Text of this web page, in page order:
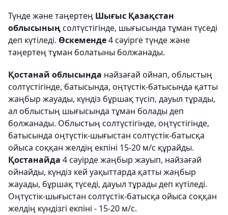
Түнде және таңертең Шығыс Қазақстан
облысыныңсолтүстігінде, шығысында тұман түседі
деп күтіледі. Өскеменде4 сәуірге түнде және
таңертең тұман болатыны болжанады.
Қостанай облысында найзағай ойнап, облыстың
солтүстігінде, батысында, оңтүстік-батысында қатты
жаңбыр жауады, күндіз бұршақ түсіп, дауыл тұрады,
ал облыстың шығысында тұман болады деп
болжанады. Облыстың солтүстігінде, оңтүстігінде,
батысында оңтүстік-шығыстан солтүстік-батысқа
ойыса соққан желдің екпіні 15-20 м/с құрайды.
Қостанайда 4 сәуірде жаңбыр жауып, найзағай
ойнайды, күндіз кей уақыттарда қатты жаңбыр
жауады, бұршақ түседі, дауыл тұрады деп күтіледі.
Оңтүстік-шығыстан солтүстік-батысқа ойыса соққан
желдің күндізгі екпіні - 15-20 м/с.